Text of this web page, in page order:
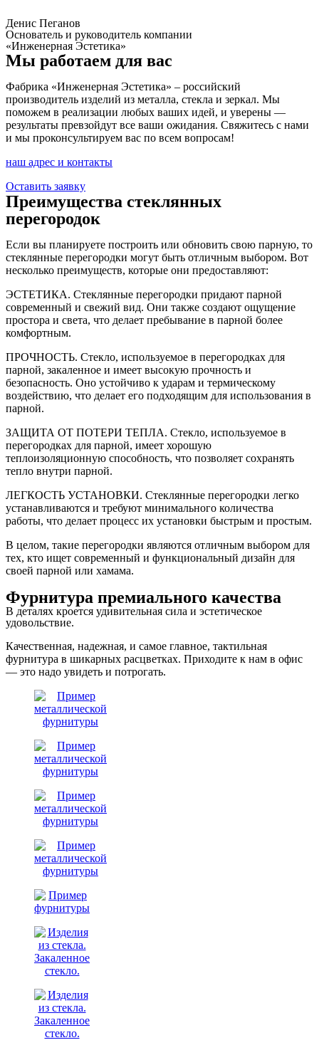
Денис Пеганов
Основатель и руководитель компании
«‎Инженерная Эстетика»
Мы работаем для вас
Фабрика «Инженерная Эстетика» – российский
производитель изделий из металла, стекла и зеркал. Мы
поможем в реализации любых ваших идей, и уверены —
результаты превзойдут все ваши ожидания. Свяжитесь с нами
и мы проконсультируем вас по всем вопросам!
наш адрес и контакты
Оставить заявку
Преимущества стеклянных
перегородок
Если вы планируете построить или обновить свою парную, то
стеклянные перегородки могут быть отличным выбором. Вот
несколько преимуществ, которые они предоставляют:
ЭСТЕТИКА. Стеклянные перегородки придают парной
современный и свежий вид. Они также создают ощущение
простора и света, что делает пребывание в парной более
комфортным.
ПРОЧНОСТЬ. Стекло, используемое в перегородках для
парной, закаленное и имеет высокую прочность и
безопасность. Оно устойчиво к ударам и термическому
воздействию, что делает его подходящим для использования в
парной.
ЗАЩИТА ОТ ПОТЕРИ ТЕПЛА. Стекло, используемое в
перегородках для парной, имеет хорошую
теплоизоляционную способность, что позволяет сохранять
тепло внутри парной.
ЛЕГКОСТЬ УСТАНОВКИ. Стеклянные перегородки легко
устанавливаются и требуют минимального количества
работы, что делает процесс их установки быстрым и простым.
В целом, такие перегородки являются отличным выбором для
тех, кто ищет современный и функциональный дизайн для
своей парной или хамама.
Фурнитура премиального качества
В деталях кроется удивительная сила и эстетическое
удовольствие.
Качественная, надежная, и самое главное, тактильная
фурнитура в шикарных расцветках. Приходите к нам в офис
— это надо увидеть и потрогать.